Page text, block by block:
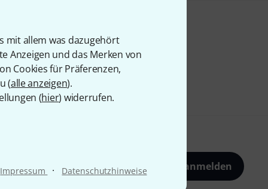
mit allem was dazugehört
Anzeigen und das Merken von
Cookies für Präferenzen,
(alle anzeigen).
(hier) widerrufen.
Impressum · Datenschutzhinweise Jetzt anmelden